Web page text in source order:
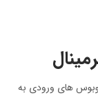
های ورودی به